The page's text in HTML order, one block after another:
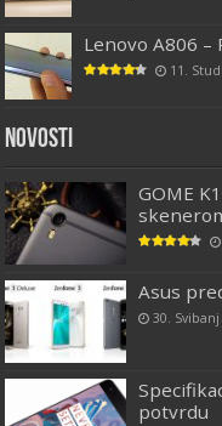
Lenovo A806 –
11.
Novosti
GOME
Asus
30.
potvrdu